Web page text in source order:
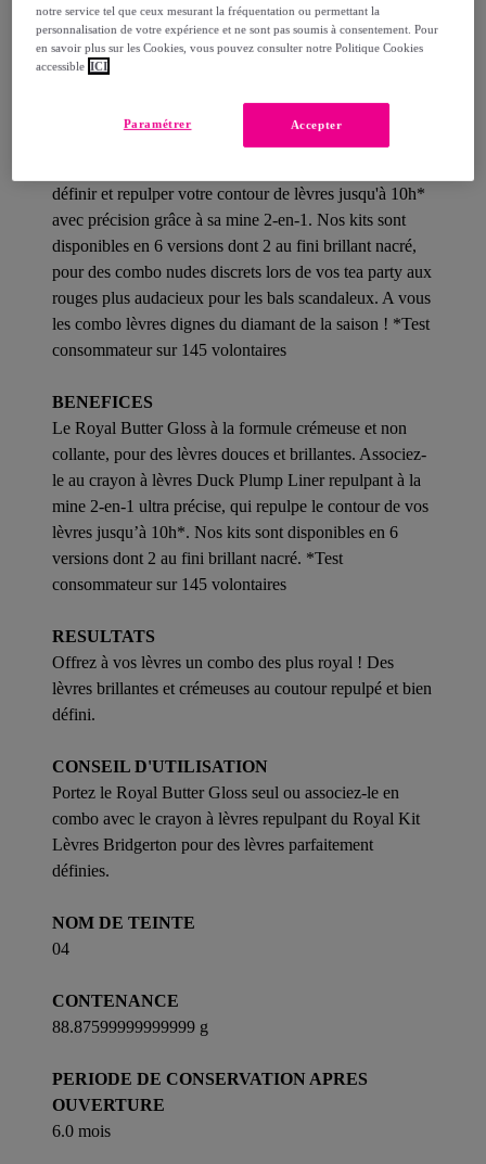
Prêt à être le nouveau diamant de la saison ?
plus royaux. Nos kits renferment : 1. Un Royal Butter
Gloss pour des lèvres brillantes; grâce à sa formule
définir et repulper votre contour de lèvres jusqu'à 10h*
avec précision grâce à sa mine 2-en-1. Nos kits sont
disponibles en 6 versions dont 2 au fini brillant nacré,
pour des combo nudes discrets lors de vos tea party aux
rouges plus audacieux pour les bals scandaleux. A vous
les combo lèvres dignes du diamant de la saison ! *Test
consommateur sur 145 volontaires
BENEFICES
Le Royal Butter Gloss à la formule crémeuse et non
collante, pour des lèvres douces et brillantes. Associez-
le au crayon à lèvres Duck Plump Liner repulpant à la
mine 2-en-1 ultra précise, qui repulpe le contour de vos
lèvres jusqu’à 10h*. Nos kits sont disponibles en 6
versions dont 2 au fini brillant nacré. *Test
consommateur sur 145 volontaires
RESULTATS
Offrez à vos lèvres un combo des plus royal ! Des
lèvres brillantes et crémeuses au coutour repulpé et bien
défini.
CONSEIL D'UTILISATION
Portez le Royal Butter Gloss seul ou associez-le en
combo avec le crayon à lèvres repulpant du Royal Kit
Lèvres Bridgerton pour des lèvres parfaitement
définies.
NOM DE TEINTE
04
CONTENANCE
88.87599999999999 g
PERIODE DE CONSERVATION APRES
OUVERTURE
6.0 mois
notre service tel que ceux mesurant la fréquentation ou permettant la
personnalisation de votre expérience et ne sont pas soumis à consentement. Pour
en savoir plus sur les Cookies, vous pouvez consulter notre Politique Cookies
accessible ICI
Accepter
Paramétrer